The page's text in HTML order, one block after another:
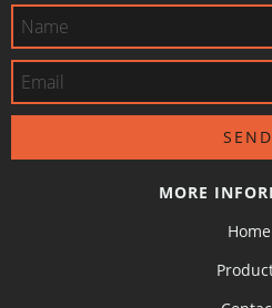
MORE
Home